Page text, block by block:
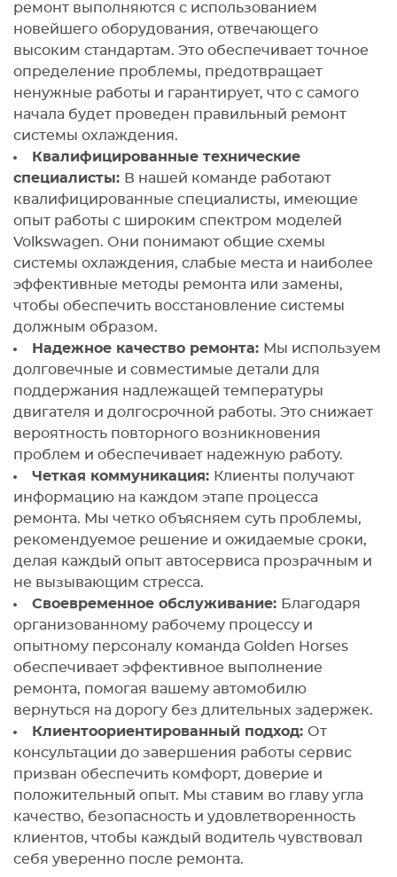
ремонт выполняются с использованием
новейшего оборудования, отвечающего
высоким стандартам. Это обеспечивает точное
определение проблемы, предотвращает
ненужные работы и гарантирует, что с самого
начала будет проведен правильный ремонт
системы охлаждения.
Квалифицированные технические
специалисты: В нашей команде работают
квалифицированные специалисты, имеющие
опыт работы с широким спектром моделей
Volkswagen. Они понимают общие схемы
системы охлаждения, слабые места и наиболее
эффективные методы ремонта или замены,
чтобы обеспечить восстановление системы
должным образом.
Надежное качество ремонта: Мы используем
долговечные и совместимые детали для
поддержания надлежащей температуры
двигателя и долгосрочной работы. Это снижает
вероятность повторного возникновения
проблем и обеспечивает надежную работу.
Четкая коммуникация: Клиенты получают
информацию на каждом этапе процесса
ремонта. Мы четко объясняем суть проблемы,
рекомендуемое решение и ожидаемые сроки,
делая каждый опыт автосервиса прозрачным и
не вызывающим стресса.
Своевременное обслуживание: Благодаря
организованному рабочему процессу и
опытному персоналу команда Golden Horses
обеспечивает эффективное выполнение
ремонта, помогая вашему автомобилю
вернуться на дорогу без длительных задержек.
Клиентоориентированный подход: От
консультации до завершения работы сервис
призван обеспечить комфорт, доверие и
положительный опыт. Мы ставим во главу угла
качество, безопасность и удовлетворенность
клиентов, чтобы каждый водитель чувствовал
себя уверенно после ремонта.